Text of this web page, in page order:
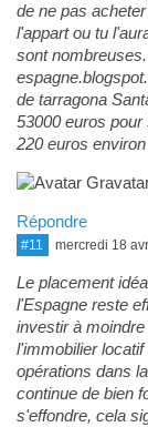
de ne pas
l'appart ou tu
sont
de tarragona
53000 euros
220 euros environ
Répondre
#11 mercredi 18
Le placement
l'Espagne reste
investir à
l'immobilier
opérations dans
continue de bien
s'effondre, cela